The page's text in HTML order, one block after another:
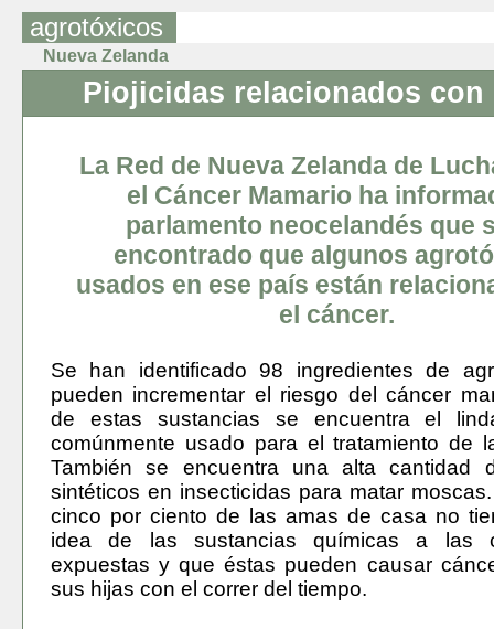
agrotóxicos
Nueva Zelanda
Piojicidas relacionados con
La Red de Nueva Zelanda de
el Cáncer Mamario ha
parlamento neocelandés que
encontrado que algunos
usados en ese país están
el cáncer.
Se han identificado 98 ingredientes de
pueden incrementar el riesgo del cáncer
de estas sustancias se encuentra el
comúnmente usado para el tratamiento de
También se encuentra una alta cantidad
sintéticos en insecticidas para matar
cinco por ciento de las amas de casa no
idea de las sustancias químicas a las
expuestas y que éstas pueden causar
sus hijas con el correr del tiempo.